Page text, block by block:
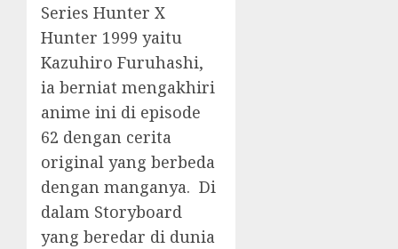
Series Hunter X
Hunter 1999 yaitu
Kazuhiro Furuhashi,
ia berniat mengakhiri
anime ini di episode
62 dengan cerita
original yang berbeda
dengan manganya. Di
dalam Storyboard
yang beredar di dunia